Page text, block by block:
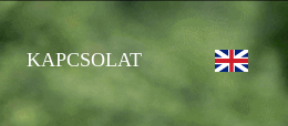
KAPCSOLAT